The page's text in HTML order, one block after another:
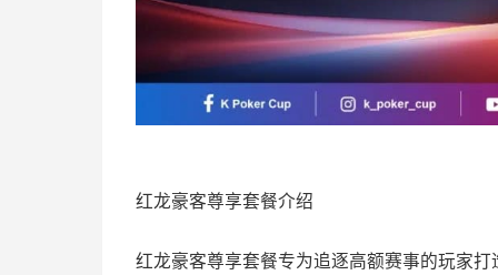
红龙豪客尊享套餐介绍
红龙豪客尊享套餐专为追逐高额赛事的玩家打